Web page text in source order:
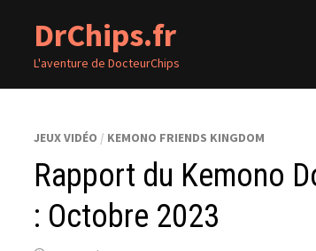
contenu
DrChips.fr
L'aventure de DocteurChips
JEUX VIDÉO / KEMONO FRIENDS KINGDOM
Rapport du Kemono
: Octobre 2023